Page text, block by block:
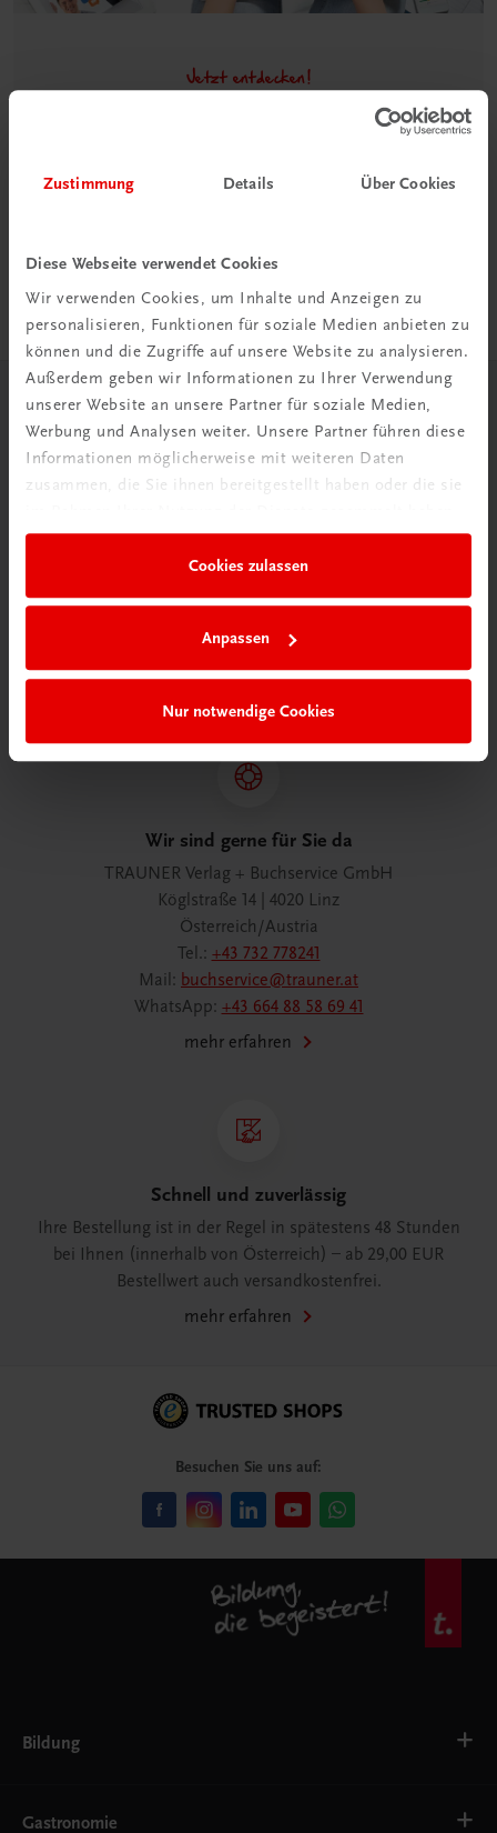
Zustimmung Details Über Cookies
Diese Webseite verwendet Cookies
Wir verwenden Cookies, um Inhalte und Anzeigen zu
personalisieren, Funktionen für soziale Medien anbieten zu
können und die Zugriffe auf unsere Website zu analysieren.
Außerdem geben wir Informationen zu Ihrer Verwendung
unserer Website an unsere Partner für soziale Medien,
Werbung und Analysen weiter. Unsere Partner führen diese
Informationen möglicherweise mit weiteren Daten
zusammen, die Sie ihnen bereitgestellt haben oder die sie
Cookies zulassen
Anpassen
Nur notwendige Cookies
Jetzt entdecken!
Lehrer/innen-Begleitpakete in
der TRAUNER-DigiBox
an Services an, die Ihr Leben als Lehrer/in ein Stück
DigiBox für Lehrer/innen
Herzlich willkommen bei TRAUNER!
Wir über uns
Wir sind ein österreichisches Familienunternehmen mit
Begeisterung für unsere Produkte.
Wir sind gerne für Sie da
TRAUNER Verlag + Buchservice GmbH
Köglstraße 14 | 4020 Linz
Österreich/Austria
Tel.: +43 732 778241
Mail: buchservice@trauner.at
WhatsApp: +43 664 88 58 69 41
mehr erfahren
Schnell und zuverlässig
Ihre Bestellung ist in der Regel in spätestens 48 Stunden
bei Ihnen (innerhalb von Österreich) – ab 29,00 EUR
Bestellwert auch versandkostenfrei.
mehr erfahren
Besuchen Sie uns auf:
Bildung
AHS
Gastronomie